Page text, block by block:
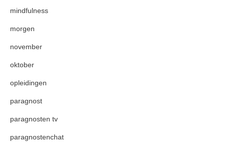
mindfulness
morgen
november
oktober
opleidingen
paragnost
paragnosten tv
paragnostenchat